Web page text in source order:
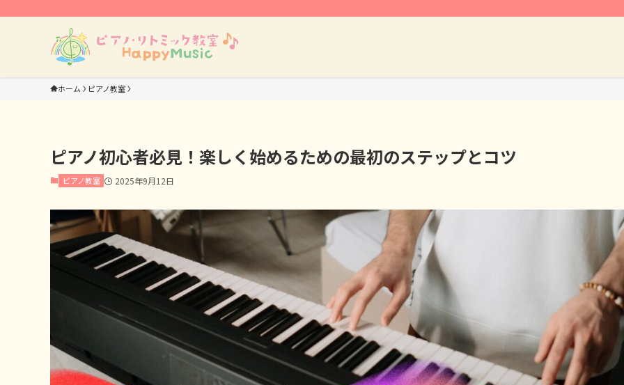
ホーム ピアノ教室
ピアノ初心者必見！楽しく始めるための最初のステップとコツ
ピアノ教室 2025年9月12日